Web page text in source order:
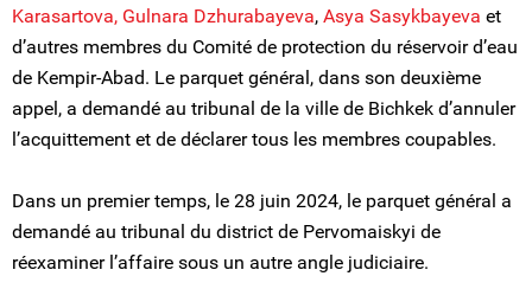
Karasartova, Gulnara Dzhurabayeva, Asya Sasykbayeva et
d’autres membres du Comité de protection du réservoir d’eau
de Kempir-Abad. Le parquet général, dans son deuxième
appel, a demandé au tribunal de la ville de Bichkek d’annuler
l’acquittement et de déclarer tous les membres coupables.
Dans un premier temps, le 28 juin 2024, le parquet général a
demandé au tribunal du district de Pervomaiskyi de
réexaminer l’affaire sous un autre angle judiciaire.